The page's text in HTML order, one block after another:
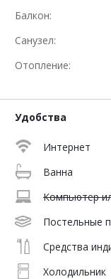
Балкон:
Санузел:
Отопление:
Удобства
Интернет
Ванна
Компьютер
Постельные
Средства
Холодильник